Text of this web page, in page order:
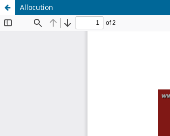
Allocution